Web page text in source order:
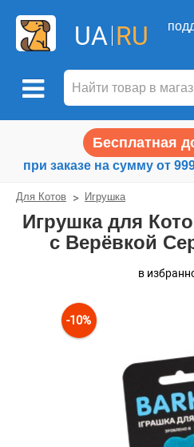
UA RU
Бесплатная
при заказе на сумму от
Для Котов Игрушка
Игрушка для
с Верёвкой
в
-10%